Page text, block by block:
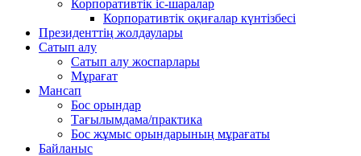
Корпоративтік іс-шаралар
Корпоративтік оқиғалар күнтізбесі
Президенттің жолдаулары
Сатып алу
Сатып алу жоспарлары
Мұрағат
Мансап
Бос орындар
Тағылымдама/практика
Бос жұмыс орындарының мұрағаты
Байланыс